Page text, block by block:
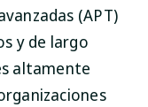
(APT)
y de largo
altamente